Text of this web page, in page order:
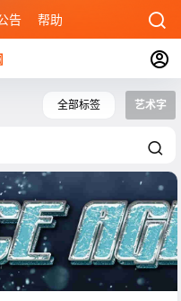
告 帮助
全部标签 艺术字